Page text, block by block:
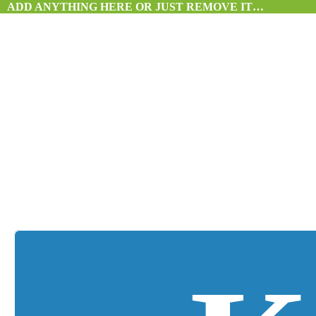
ADD ANYTHING HERE OR JUST REMOVE IT…